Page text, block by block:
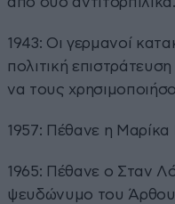
1943: Οι γερμανοί
πολιτική
να τους
1957: Πέθανε η Μαρίκα
1965: Πέθανε ο Σταν
ψευδώνυμο του